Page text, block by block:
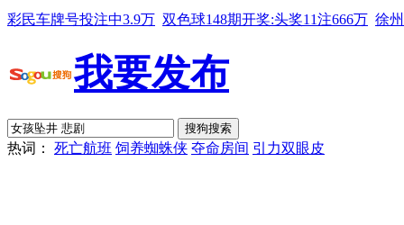
彩民车牌号投注中3.9万 双色球148期开奖:头奖11注666万 徐
我要发布
热词： 死亡航班 饲养蜘蛛侠 夺命房间 引力双眼皮